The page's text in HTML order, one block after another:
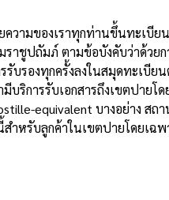
ความของเราทุกท่านขึ้นทะเบีย
าชูปถัมภ์ ตามข้อบังคับว่าด้วย
รองทุกครั้งลงในสมุดทะเบียน
ริการรับเอกสารถึงเขตปายโ
equivalent บางอย่าง สถ
ำหรับลูกค้าในเขตปายโดยเฉ